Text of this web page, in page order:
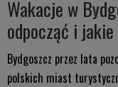
Wakacje w
odpocząć i
Bydgoszcz przez lata
polskich miast